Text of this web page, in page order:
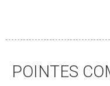
POINTES